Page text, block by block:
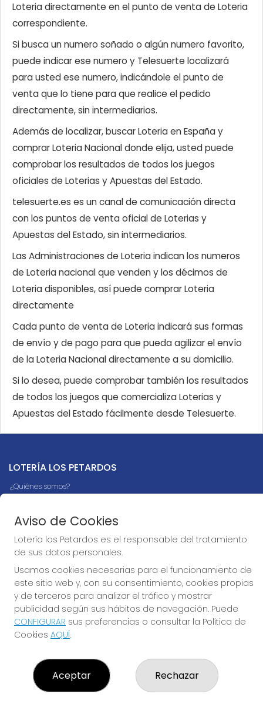
Loteria directamente en el punto de venta de Loteria
correspondiente.
Si busca un numero soñado o algún numero favorito,
puede indicar ese numero y Telesuerte localizará
para usted ese numero, indicándole el punto de
venta que lo tiene para que realice el pedido
directamente, sin intermediarios.
Además de localizar, buscar Loteria en España y
comprar Loteria Nacional donde elija, usted puede
comprobar los resultados de todos los juegos
oficiales de Loterias y Apuestas del Estado.
telesuerte.es es un canal de comunicación directa
con los puntos de venta oficial de Loterias y
Apuestas del Estado, sin intermediarios.
Las Administraciones de Loteria indican los numeros
de Loteria nacional que venden y los décimos de
Loteria disponibles, así puede comprar Loteria
directamente
Cada punto de venta de Loteria indicará sus formas
de envío y de pago para que pueda agilizar el envío
de la Loteria Nacional directamente a su domicilio.
Si lo desea, puede comprobar también los resultados
de todos los juegos que comercializa Loterias y
Apuestas del Estado fácilmente desde Telesuerte.
LOTERÍA LOS PETARDOS
¿Quiénes somos?
Contacto
Boletos digitales
Acceso
CONTACTO
914776595
info@loterialospetardos.com
AVENIDA SAN DIEGO 114
(Madrid) España
Aviso de Cookies
Lotería los Petardos es el responsable del tratamiento
de sus datos personales.
Usamos cookies necesarias para el funcionamiento de
este sitio web y, con su consentimiento, cookies propias
y de terceros para analizar el tráfico y mostrar
publicidad según sus hábitos de navegación. Puede
CONFIGURAR sus preferencias o consultar la Política de
Cookies AQUÍ.
Aceptar Rechazar